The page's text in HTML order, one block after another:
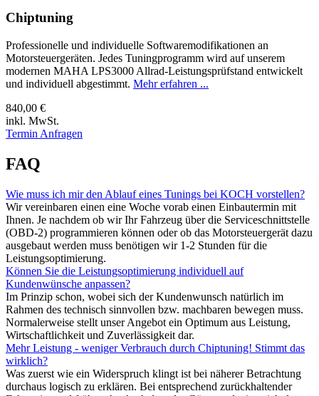
Chiptuning
Professionelle und individuelle Softwaremodifikationen an
Motorsteuergeräten. Jedes Tuningprogramm wird auf unserem
modernen MAHA LPS3000 Allrad-Leistungsprüfstand entwickelt
und individuell abgestimmt. Mehr erfahren ...
840,00 €
inkl. MwSt.
Termin Anfragen
FAQ
Wie muss ich mir den Ablauf eines Tunings bei KOCH vorstellen?
Wir vereinbaren einen eine Woche vorab einen Einbautermin mit
Ihnen. Je nachdem ob wir Ihr Fahrzeug über die Serviceschnittstelle
(OBD-2) programmieren können oder ob das Motorsteuergerät dazu
ausgebaut werden muss benötigen wir 1-2 Stunden für die
Leistungsoptimierung.
Können Sie die Leistungsoptimierung individuell auf
Kundenwünsche anpassen?
Im Prinzip schon, wobei sich der Kundenwunsch natürlich im
Rahmen des technisch sinnvollen bzw. machbaren bewegen muss.
Normalerweise stellt unser Angebot ein Optimum aus Leistung,
Wirtschaftlichkeit und Zuverlässigkeit dar.
Mehr Leistung - weniger Verbrauch durch Chiptuning! Stimmt das
wirklich?
Was zuerst wie ein Widerspruch klingt ist bei näherer Betrachtung
durchaus logisch zu erklären. Bei entsprechend zurückhaltender